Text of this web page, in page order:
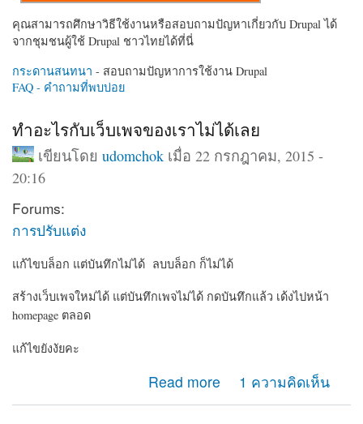
คุณสามารถศึกษาวิธีใช้งานหรือสอบถามปัญหาเกี่ยวกับ Drupal ได้
จากชุมชนผู้ใช้ Drupal ชาวไทยได้ที่นี่
กระดานสนทนา - สอบถามปัญหาการใช้งาน Drupal
FAQ - คำถามที่พบบ่อย
ทำอะไรกับเว็บเพจของเราไม่ได้เลย
เขียนโดย udomchokเมื่อ 22 กรกฎาคม, 2015 -
20:16
Forums:
การปรับแต่ง
แก้ไขบล็อก แต่บันทึกไม่ได้ ลบบล็อก ก็ไม่ได้
สร้างเว็บเพจใหม่ได้ แต่บันทึกเพจไม่ได้ กดบันทึกแล้ว เด้งไปหน้า
homepage ตลอด
แก้ไขยังงัยคะ
Read more
about ทำอะไรกับเว็บเพจของเราไม่ได้เลย1 ความคิดเห็น